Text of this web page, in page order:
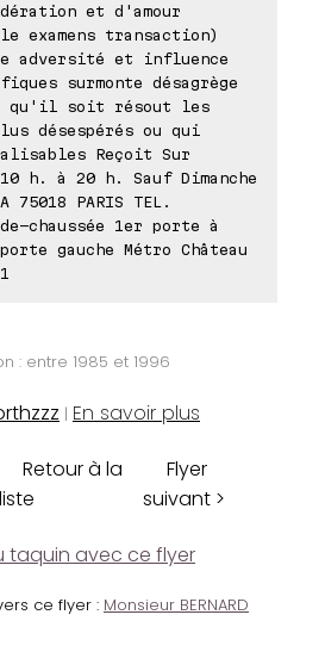
et d'amour
examens transaction)
adversité et influence
surmonte désagrège
qu'il soit résout les
désespérés ou qui
Reçoit Sur
10 h. à 20 h. Sauf Dimanche
75018 PARIS TEL.
de-chaussée 1er porte à
gauche Métro Château
: entre 1985 et 1996
| En savoir plus
Retour à la
liste
Flyer
suivant >
taquin avec ce flyer
ce flyer : Monsieur BERNARD